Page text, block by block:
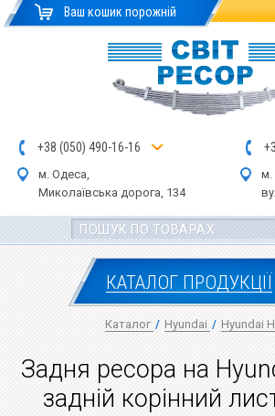
Ваш кошик порожній
+38 (050) 490-16-16
м. Одеса,
Миколаївська дорога, 134
+3
м.
КАТАЛОГ ПРОДУКЦІЇ
Каталог / Hyundai / Hyundai
Задня ресора на
задній корінний